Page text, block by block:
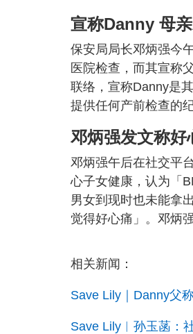
宣称Danny 母
保安局局长邓炳强今
医院检查，而其宣称
联络，宣称Danny是
提供任何产前检查的
邓炳强发文称好
邓炳强午后在社交平
心子女健康，认为「
男女到现时也未能拿
觉得好心痛」。邓炳
相关新闻：
Save Lily｜Danny父
Save Lily︱孙玉菡：